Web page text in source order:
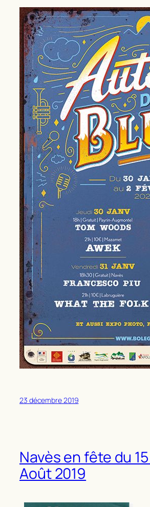
23 décembre 2019
Navès en fête du
Août 2019